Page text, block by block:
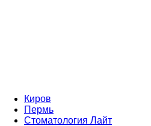
Киров
Пермь
Стоматология Лайт